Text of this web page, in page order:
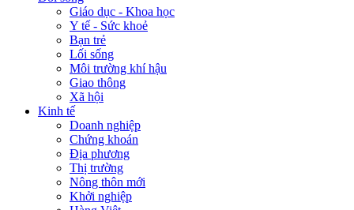
Giáo dục - Khoa học
Y tế - Sức khoẻ
Bạn trẻ
Lối sống
Môi trường khí hậu
Giao thông
Xã hội
Kinh tế
Doanh nghiệp
Chứng khoán
Địa phương
Thị trường
Nông thôn mới
Khởi nghiệp